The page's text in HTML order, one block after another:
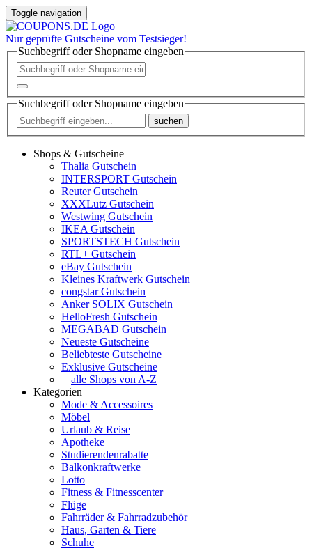
Toggle navigation
Nur geprüfte Gutscheine vom Testsieger!
Suchbegriff oder Shopname eingeben
Suchbegriff oder Shopname eingeben
suchen
Shops & Gutscheine
Thalia Gutschein
INTERSPORT Gutschein
Reuter Gutschein
XXXLutz Gutschein
Westwing Gutschein
IKEA Gutschein
SPORTSTECH Gutschein
RTL+ Gutschein
eBay Gutschein
Kleines Kraftwerk Gutschein
congstar Gutschein
Anker SOLIX Gutschein
HelloFresh Gutschein
MEGABAD Gutschein
Neueste Gutscheine
Beliebteste Gutscheine
Exklusive Gutscheine
alle Shops von A-Z
Kategorien
Mode & Accessoires
Möbel
Urlaub & Reise
Apotheke
Studierendenrabatte
Balkonkraftwerke
Lotto
Fitness & Fitnesscenter
Flüge
Fahrräder & Fahrradzubehör
Haus, Garten & Tiere
Schuhe